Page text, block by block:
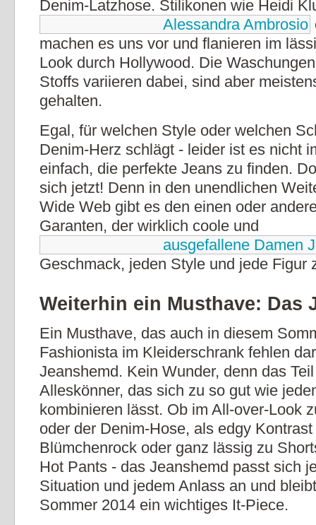
Denim-Latzhose. Stilikonen wie Heidi
Alessandra Ambrosio
machen es uns vor und flanieren im
Look durch Hollywood. Die
Stoffs variieren dabei, sind aber
gehalten.
Egal, für welchen Style oder welchen
Denim-Herz schlägt - leider ist es nicht
einfach, die perfekte Jeans zu finden.
sich jetzt! Denn in den unendlichen
Wide Web gibt es den einen oder
Garanten, der wirklich coole und
ausgefallene Damen
Geschmack, jeden Style und jede Figur
Weiterhin ein Musthave: Das
Ein Musthave, das auch in diesem
Fashionista im Kleiderschrank fehlen
Jeanshemd. Kein Wunder, denn das
Alleskönner, das sich zu so gut wie
kombinieren lässt. Ob im All-over-Look
oder der Denim-Hose, als edgy
Blümchenrock oder ganz lässig zu
Hot Pants - das Jeanshemd passt sich
Situation und jedem Anlass an und
Sommer 2014 ein wichtiges It-Piece.